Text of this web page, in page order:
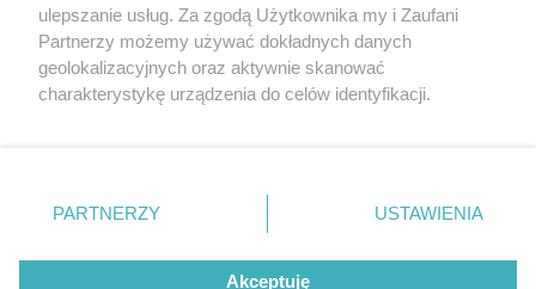
ulepszanie usług. Za zgodą Użytkownika my i Zaufani
Partnerzy możemy używać dokładnych danych
geolokalizacyjnych oraz aktywnie skanować
charakterystykę urządzenia do celów identyfikacji.
zmienić/wycofać klikając przycisk ustawień prywatności
znajdujący się w lewym dolnym rogu strony
rodzaje przetwarzania danych nie wymagają zgody
użytkownika, ale masz prawo sprzeciwić się takiemu
PARTNERZY USTAWIENIA
Akceptuję